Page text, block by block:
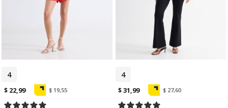
4 6
$ 22,99 $ 19,55
4
$ 31,99 $ 27,60